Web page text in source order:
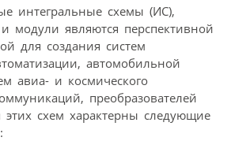
интегральные схемы (ИС),
модули являются перспективной
для создания систем
автомобильной
авиа- и космического
преобразователей
схем характерны следующие